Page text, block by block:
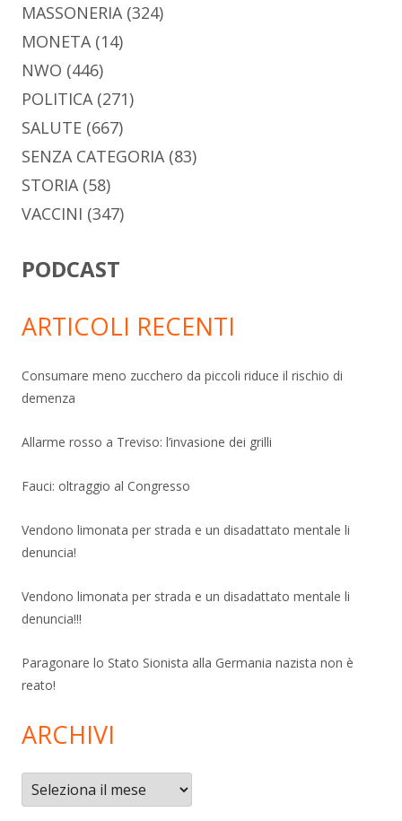
MASSONERIA(324)
MONETA(14)
NWO (446)
POLITICA(271)
SALUTE (667)
SENZA CATEGORIA(83)
STORIA(58)
VACCINI (347)
PODCAST
ARTICOLI RECENTI
Consumare meno zucchero da piccoli riduce il rischio di
demenza
Allarme rosso a Treviso: l’invasione dei grilli
Fauci: oltraggio al Congresso
Vendono limonata per strada e un disadattato mentale li
denuncia!
Vendono limonata per strada e un disadattato mentale li
denuncia!!!
Paragonare lo Stato Sionista alla Germania nazista non è
reato!
ARCHIVI
Archivi